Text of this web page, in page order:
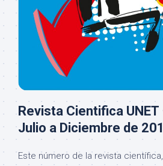
Revista Cientifica
Julio a Diciembre de
Este número de la revista